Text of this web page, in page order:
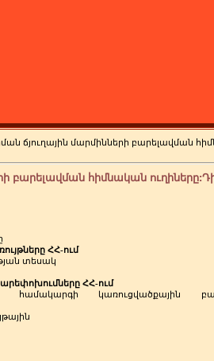
ճյուղային մարմինների բարելավման
հիմնական
ՀՀ-ում
տեսակ
ՀՀ-ում
համակարգի կառուցվածքային